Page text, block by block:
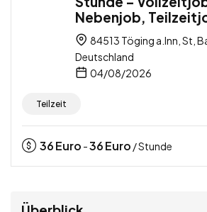
Nebenjob,
84513 Töging a.Inn, St,
Deutschland
04/08/2026
Teilzeit
36Euro -36Euro / Stunde